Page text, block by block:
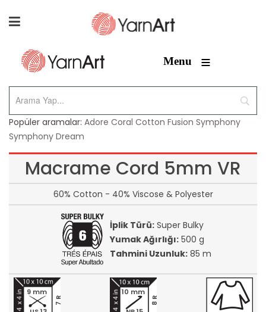
Menu ≡
Popüler aramalar: Adore Coral Cotton Fusion Symphony
Symphony Dream
Macrame Cord 5mm VR
60% Cotton - 40% Viscose & Polyester
İplik Türü:Super Bulky
Yumak Ağırlığı:500 g
Tahmini Uzunluk:85 m
7 R
9 mm
8 R
10 mm